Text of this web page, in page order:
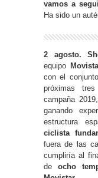
vamos a
Ha sido un
2 agosto.
equipo
con el
próximas
campaña
ganando
estructura
ciclista
fuera de las
cumpliría al
de ocho